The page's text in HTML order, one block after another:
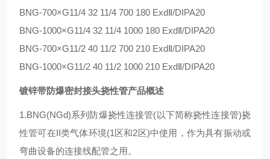
BNG-700×G11/4 32 11/4 700 180 ExdⅡ/DIPA20
BNG-1000×G11/4 32 11/4 1000 180 ExdⅡ/DIPA20
BNG-700×G11/2 40 11/2 700 210 ExdⅡ/DIPA20
BNG-1000×G11/2 40 11/2 1000 210 ExdⅡ/DIPA20
镀锌带防爆密封接头挠性管产品概述
1.BNG(NGd)系列防爆挠性连接管(以下简称挠性连接管)挠
性管可在II类气体环境(1区和2区)中使用，作为具有振动或
弯曲设备的连接线配管之用。